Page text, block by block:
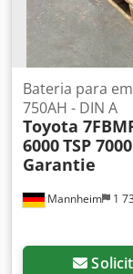
Mannheim 1
Bateria para
750AH - DIN A
Toyota
6000TSP
Garantie